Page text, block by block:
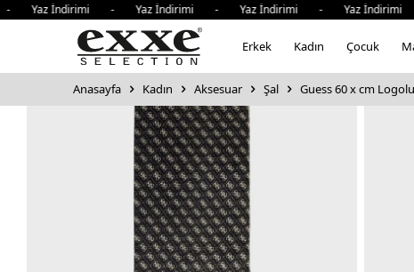
İndirimi - Yaz İndirimi - Yaz İndirimi - Yaz
Erkek Kadın Çocuk
Anasayfa Kadın Aksesuar Şal Guess 60 x cm